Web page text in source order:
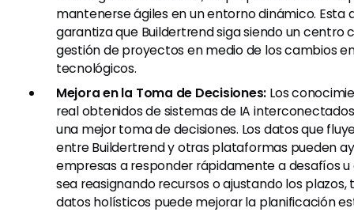
mantenerse ágiles en un entorno dinámico. Esta
garantiza que Buildertrend siga siendo un centro
gestión de proyectos en medio de los cambios
tecnológicos.
Mejora en la Toma de Decisiones: Los
real obtenidos de sistemas de IA
una mejor toma de decisiones. Los datos que
entre Buildertrend y otras plataformas pueden
empresas a responder rápidamente a desafíos u
sea reasignando recursos o ajustando los
datos holísticos puede mejorar la planificación